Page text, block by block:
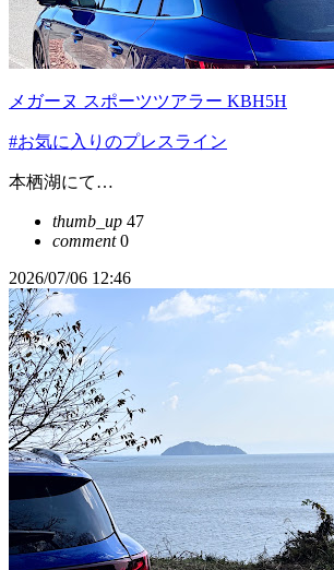
メガーヌ スポーツツアラー KBH5H
#お気に入りのプレスライン
本栖湖にて…
thumb_up 47
comment0
2026/07/06 12:46